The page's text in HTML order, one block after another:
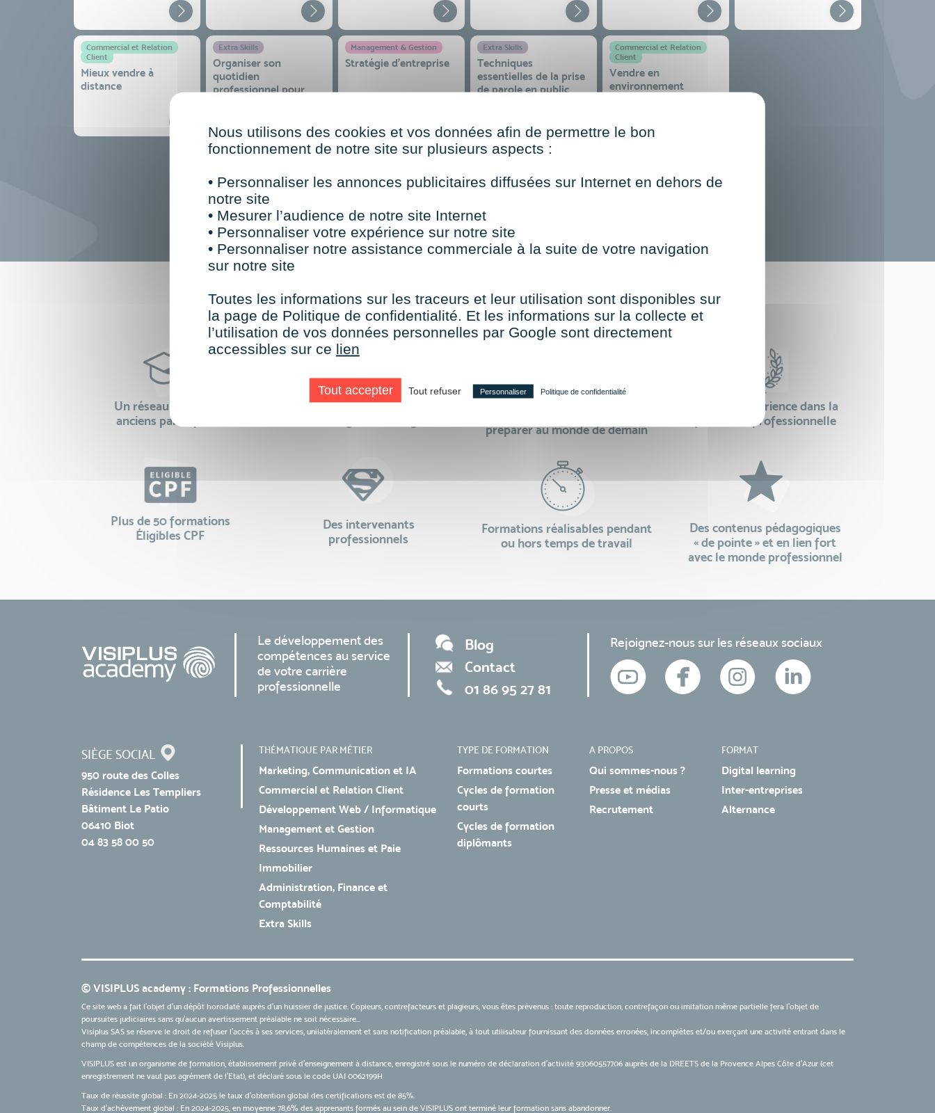
Commercial et Relation
Client
Mieux vendre à
distance
Extra Skills
Organiser son
quotidien
professionnel pour
Management & Gestion
Stratégie d’entreprise
Extra Skills
Techniques
essentielles de la prise
de parole en public
Commercial et Relation
Client
Vendre en
environnement
TOUTES NOS FORMATIONS COURTES
Faire le choix de VISIPLUS academy c’est
Un réseau de 22 000
anciens participants
100% des formations réalisables
préparer au monde de demain
24 ans d'expérience dans la
formation professionnelle
Plus de 50 formations
Éligibles CPF
Des intervenants
professionnels
Formations réalisables pendant
ou hors temps de travail
Des contenus pédagogiques
« de pointe » et en lien fort
avec le monde professionnel
Le développement des
compétences au service
de votre carrière
professionnelle
Blog
Contact
01 86 95 27 81
Rejoignez-nous sur les réseaux sociaux
SIÈGE SOCIAL
950 route des Colles
Résidence Les Templiers
Bâtiment Le Patio
06410 Biot
04 83 58 00 50
THÉMATIQUE PAR MÉTIER
Marketing, Communication et IA
Commercial et Relation Client
Développement Web / Informatique
Management et Gestion
Ressources Humaines et Paie
Immobilier
Administration, Finance et
Comptabilité
Extra Skills
TYPE DE FORMATION
Formations courtes
Cycles de formation
courts
Cycles de formation
diplômants
A PROPOS
Qui sommes-nous ?
Presse et médias
Recrutement
FORMAT
Digital learning
Inter-entreprises
Alternance
© VISIPLUS academy : Formations Professionnelles
Ce site web a fait l'objet d'un dépôt horodaté auprès d'un huissier de justice. Copieurs, contrefacteurs et plagieurs, vous êtes prévenus : toute reproduction, contrefaçon ou imitation même partielle fera l'objet de
poursuites judiciaires sans qu’aucun avertissement préalable ne soit nécessaire...
Visiplus SAS se réserve le droit de refuser l'accès à ses services, unilatéralement et sans notification préalable, à tout utilisateur fournissant des données erronées, incomplètes et/ou exerçant une activité entrant dans le
champ de compétences de la société Visiplus.
VISIPLUS est un organisme de formation, établissement privé d’enseignement à distance, enregistré sous le numéro de déclaration d’activité 93060557706 auprès de la DREETS de la Provence Alpes Côte d’Azur (cet
enregistrement ne vaut pas agrément de l’Etat), et déclaré sous le code UAI 0062199H
Taux de réussite global : En 2024-2025 le taux d'obtention global des certifications est de 85%.
Taux d’achèvement global : En 2024-2025, en moyenne 78,6% des apprenants formés au sein de VISIPLUS ont terminé leur formation sans abandonner.
Nous utilisons des cookies et vos données afin de permettre le bon
fonctionnement de notre site sur plusieurs aspects :
• Personnaliser les annonces publicitaires diffusées sur Internet en dehors de
notre site
• Mesurer l’audience de notre site Internet
• Personnaliser votre expérience sur notre site
• Personnaliser notre assistance commerciale à la suite de votre navigation
sur notre site
Toutes les informations sur les traceurs et leur utilisation sont disponibles sur
la page de Politique de confidentialité. Et les informations sur la collecte et
l’utilisation de vos données personnelles par Google sont directement
accessibles sur ce lien
Tout accepter Tout refuser Personnaliser Politique de confidentialité